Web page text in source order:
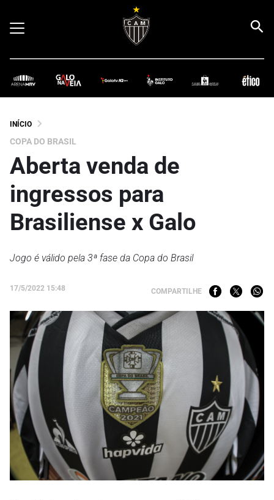
INÍCIO
COPA DO BRASIL
Aberta venda de
ingressos para
Brasiliense x Galo
Jogo é válido pela 3ª fase da Copa do Brasil
17/5/2022 15:48 COMPARTILHE